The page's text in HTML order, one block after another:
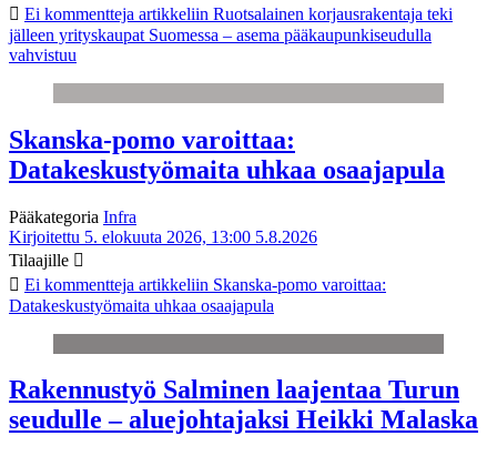
Ei kommentteja artikkeliin Ruotsalainen korjausrakentaja teki
jälleen yrityskaupat Suomessa – asema pääkaupunkiseudulla
vahvistuu
Skanska-pomo varoittaa:
Datakeskustyömaita uhkaa osaajapula
Pääkategoria Infra
Kirjoitettu 5. elokuuta 2026, 13:00 5.8.2026
Tilaajille
Ei kommentteja artikkeliin Skanska-pomo varoittaa:
Datakeskustyömaita uhkaa osaajapula
Rakennustyö Salminen laajentaa Turun
seudulle – aluejohtajaksi Heikki Malaska